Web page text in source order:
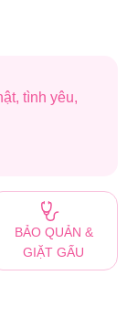
tình yêu,
BẢO QUẢN &
GIẶT GẤU